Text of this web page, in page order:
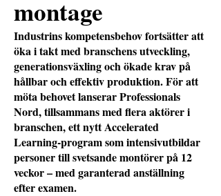
montage
Industrins kompetensbehov fortsätter att
öka i takt med branschens utveckling,
generationsväxling och ökade krav på
hållbar och effektiv produktion. För att
möta behovet lanserar Professionals
Nord, tillsammans med flera aktörer i
branschen, ett nytt Accelerated
Learning-program som intensivutbildar
personer till svetsande montörer på 12
veckor – med garanterad anställning
efter examen.